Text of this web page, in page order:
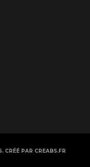
CRÉÉ PAR CREABS.FR